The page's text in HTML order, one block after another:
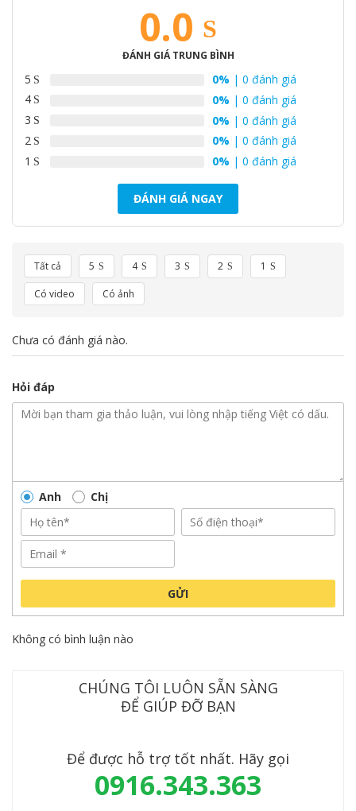
0.0
ĐÁNH GIÁ TRUNG BÌNH
5 0% | 0 đánh giá
4
0% | 0 đánh giá
3
0% | 0 đánh giá
2
0% | 0 đánh giá
1
0% | 0 đánh giá
ĐÁNH GIÁ NGAY
Tất cả 5 4 3 2 1
Có video Có ảnh
Chưa có đánh giá nào.
Hỏi đáp
Anh Chị
GỬI
Không có bình luận nào
CHÚNG TÔI LUÔN SẴN SÀNG
ĐỂ GIÚP ĐỠ BẠN
Để được hỗ trợ tốt nhất. Hãy gọi
0916.343.363